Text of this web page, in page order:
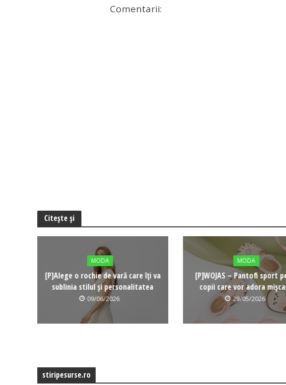
Comentarii:
Citește și
MODA
[P]Alege o rochie de vară care îți va
sublinia stilul și personalitatea
09/06/2026
MODA
[P]WOJAS – Pantofi sport
copii care vor adora
29/05/2026
stiripesurse.ro